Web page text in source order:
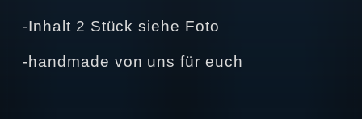
-Inhalt 2 Stück siehe Foto
-handmade von uns für euch